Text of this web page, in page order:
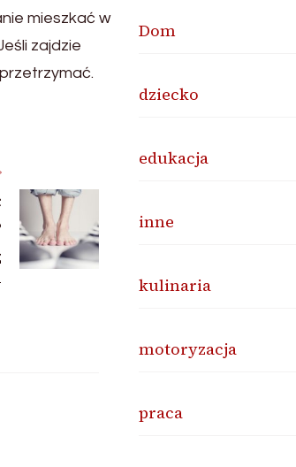
mieszkać w
zajdzie
Dom
dziecko
edukacja
inne
kulinaria
motoryzacja
praca